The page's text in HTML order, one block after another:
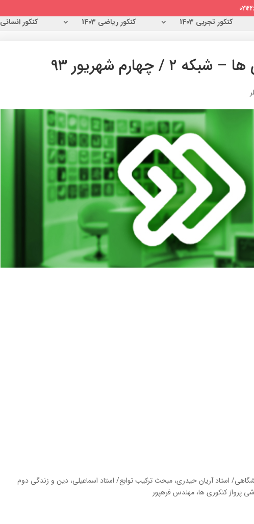
کنکور تجربی 1403 کنکور ریاضی 1403 کنکور انسانی 1403
/ چهارم شهریور ۹۳
استاد آریان حیدری، مبحث ترکیب توابع/ استاد اسماعیلی، دین و زندگی دوم
پرواز کنکوری ها، مهندس فرهپور